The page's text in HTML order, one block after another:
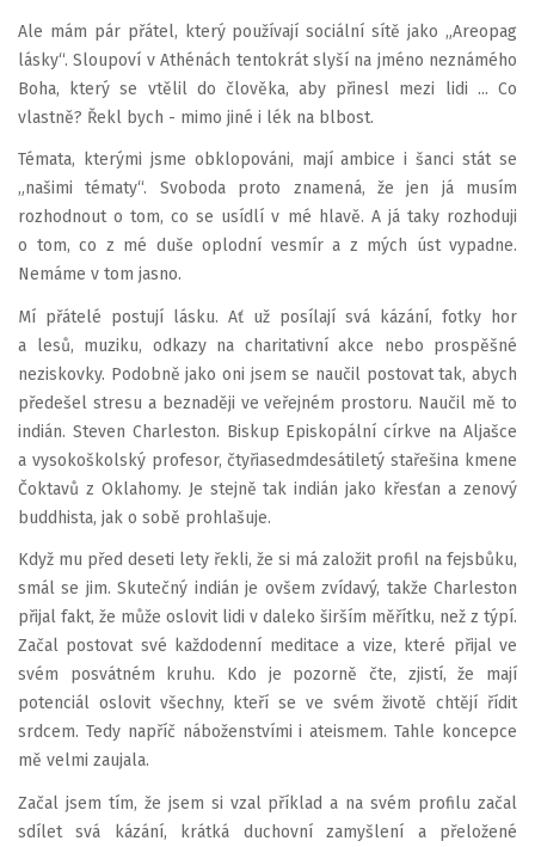
Ale mám pár přátel, který používají sociální sítě jako „Areopag
lásky“. Sloupoví v Athénách tentokrát slyší na jméno neznámého
Boha, který se vtělil do člověka, aby přinesl mezi lidi ... Co
vlastně? Řekl bych - mimo jiné i lék na blbost.
Témata, kterými jsme obklopováni, mají ambice i šanci stát se
„našimi tématy“. Svoboda proto znamená, že jen já musím
rozhodnout o tom, co se usídlí v mé hlavě. A já taky rozhoduji
o tom, co z mé duše oplodní vesmír a z mých úst vypadne.
Nemáme v tom jasno.
Mí přátelé postují lásku. Ať už posílají svá kázání, fotky hor
a lesů, muziku, odkazy na charitativní akce nebo prospěšné
neziskovky. Podobně jako oni jsem se naučil postovat tak, abych
předešel stresu a beznaději ve veřejném prostoru. Naučil mě to
indián. Steven Charleston. Biskup Episkopální církve na Aljašce
a vysokoškolský profesor, čtyřiasedmdesátiletý stařešina kmene
Čoktavů z Oklahomy. Je stejně tak indián jako křesťan a zenový
buddhista, jak o sobě prohlašuje.
Když mu před deseti lety řekli, že si má založit profil na fejsbůku,
smál se jim. Skutečný indián je ovšem zvídavý, takže Charleston
přijal fakt, že může oslovit lidi v daleko širším měřítku, než z týpí.
Začal postovat své každodenní meditace a vize, které přijal ve
svém posvátném kruhu. Kdo je pozorně čte, zjistí, že mají
potenciál oslovit všechny, kteří se ve svém životě chtějí řídit
srdcem. Tedy napříč náboženstvími i ateismem. Tahle koncepce
mě velmi zaujala.
Začal jsem tím, že jsem si vzal příklad a na svém profilu začal
sdílet svá kázání, krátká duchovní zamyšlení a přeložené